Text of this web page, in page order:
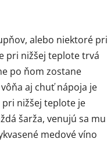
alebo niektoré pri
pri nižšej teplote trvá
po ňom zostane
aj chuť nápoja je
nižšej teplote je
šarža, venujú sa mu
medové víno